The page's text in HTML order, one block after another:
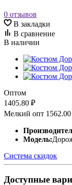
0 отзывов
В закладки
В сравнение
В наличии
Оптом
1405.80 ₽
Мелкий опт
Модель:
Система скидок
Доступные